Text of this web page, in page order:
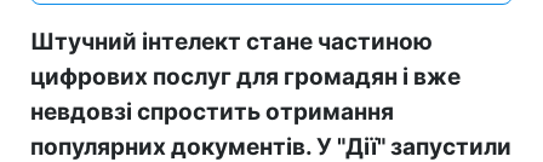
Штучний інтелект стане частиною
цифрових послуг для громадян і вже
невдовзі спростить отримання
популярних документів. У "Дії" запустили